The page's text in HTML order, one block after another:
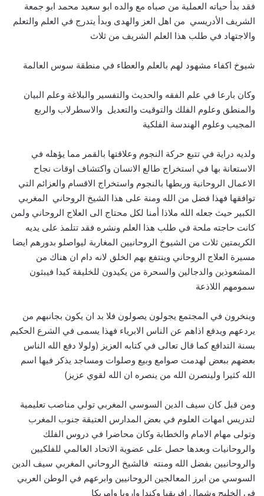
فقد بدأ حياته العملية من صباه مع والده ابو سعيد محمد ابو جمعة
الشريف الأدريسي من اهل العز والهدى وبدأ يتدرج في العلم والتعلم
والاجتهاد في طلب هذا العلم الشريف من ثلاث
شيوخ اكفاء مشهود لهم بالعلم والعطاء في منطقة سوس العالمة
وكان بارعا في علم الفقه والحديث والتفسير والبلاغة وعلم البيان
والمنطق وعلوم الفلك والتوقيت والتعديل والاسطرلاب والربع
المجيب وعلوم الهندسة الفلكية
ولديه دراية في تتبع حركة النجوم وعلاقتها بالقمر مما يؤهله في
الاستعانة بها في استخراج طالع الانسان واكتشاف اوقات نجاح
الاعمال الروحانية وربطها بالنجوم واستخراج الاقسام والعزائم التي
توافقها فهذا فضل من الله ومنة على هذا الشيخ الروحاني المغربي
الكبير حيث جعله الله ملاذا أمنا لكل محتاج الى العلاج الروحاني ولمن
كانت حاجته ملحة في طلب هذا العلم ونشره فقد تتلمذ على يديه
الكريمتين ثلات من الشيوخ الروحانيين المغاربة ليواصلو بدورهم ايضا
مسيرة العلاج الروحاني وينتفع بهم الخلق لانه دام ان هناك من
المشعوذين والدجالين والسحرة من يكيدون للخليقة كيدا فيبثون
سمومهم اللاذعة
وينخرون في المجتمع يجولون يصولون فلا بد ان يكون بجانبهم من
يردعهم ويدفع اذاهم عن الناس الابرياء فهذا يسمى في الشرع الحكيم
بسنة التدافع كما قال تعالى في كتابه العزيز (ولولا دفع الله الناس
بعضهم ببعض لهدمت صوامع وبيع وصلوات ومساجد يذكر فيها اسم
الله كثيرا ولينصرن الله من ينصره ان الله لقوي عزيز)
ومن قبل كان سيف الدين السوسي المغربي تولي مناصب تعليمية
لتدريس امهات العلوم في بعض المدارس العتيقة جنوب المغرب
وتولى مهام الامام والخطابة وكان محاضرا في دروس الفلك
والروحانيات وبعدها حصل على عضوية الاتحاد العالمي للفلكيين
والروحانيين بفضل الله ومنته فالشيخ الروحاني المغربي سيف الدين
السوسي من ابرز المعالجين الروحانيين وابرعهم في الوطن العربي
في الخليج وشمال افريقيا وكندا واروبا وامريكا